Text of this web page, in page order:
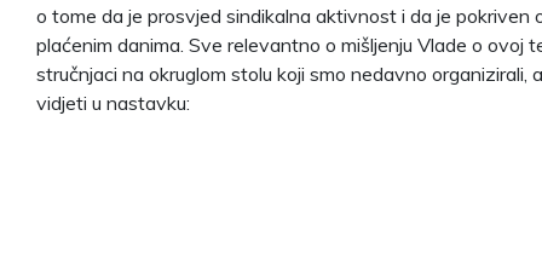
o tome da je prosvjed sindikalna aktivnost i da je pokriven
plaćenim danima. Sve relevantno o mišljenju Vlade o ovoj
stručnjaci na okruglom stolu koji smo nedavno organizirali,
vidjeti u nastavku: